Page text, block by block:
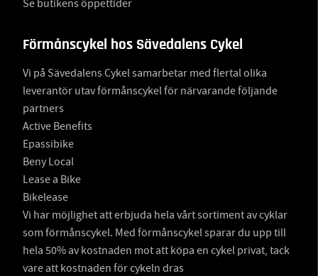
Se butikens öppettider
Förmånscykel hos Sävedalens Cykel
Vi på Sävedalens Cykel samarbetar med flertal olika
leverantör utav förmånscykel för närvarande följande
partners
Active Benefits
Epassibike
Beny Local
Lease a Bike
Bikelease
Vi har möjlighet att erbjuda hela vårt sortiment av cyklar
som förmånscykel. Med förmånscykel sparar du upp till
hela 50% av kostnaden mot att köpa en cykel privat, tack
vare att kostnaden för cykeln dras